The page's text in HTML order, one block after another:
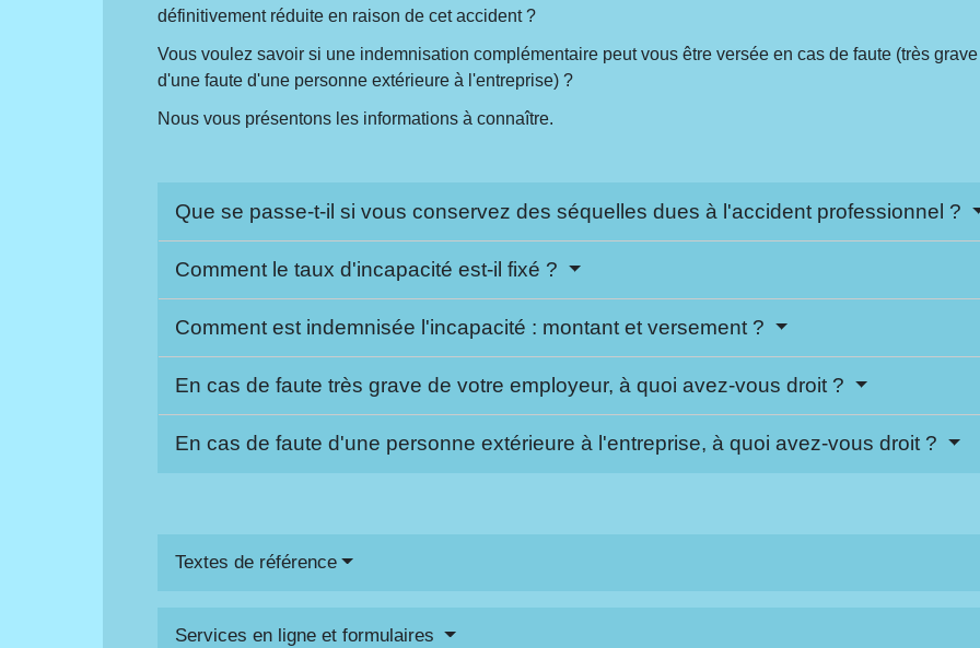
définitivement réduite en raison de cet accident ?
Vous voulez savoir si une indemnisation complémentaire peut vous être versée en cas de faute (très
d'une faute d'une personne extérieure à l'entreprise) ?
Nous vous présentons les informations à connaître.
Que se passe-t-il si vous conservez des séquelles dues à l'accident professionnel ?
Comment le taux d'incapacité est-il fixé ?
Comment est indemnisée l'incapacité : montant et versement ?
En cas de faute très grave de votre employeur, à quoi avez-vous droit ?
En cas de faute d'une personne extérieure à l'entreprise, à quoi avez-vous droit ?
Textes de référence
Services en ligne et formulaires